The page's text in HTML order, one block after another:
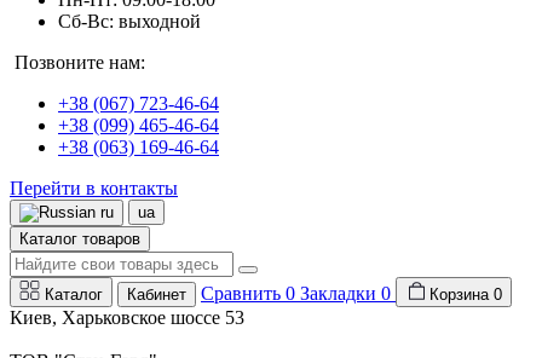
Сб-Вс: выходной
Позвоните нам:
+38 (067) 723-46-64
+38 (099) 465-46-64
+38 (063) 169-46-64
Перейти в контакты
ru
ua
Каталог товаров
Каталог Кабинет Сравнить 0 Закладки 0 Корзина 0
Киев, Харьковское шоссе 53